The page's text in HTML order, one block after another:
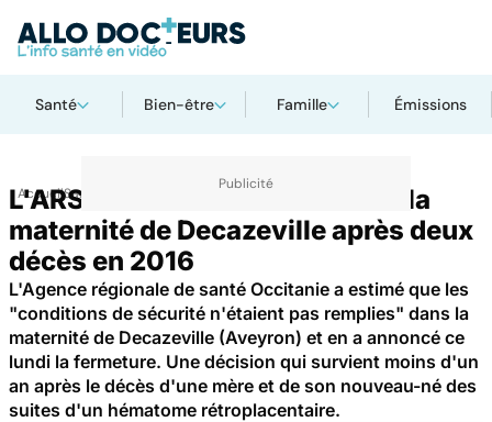
Santé Bien-être Famille Émissions
AccueilSanté
L'ARS annonce la fermeture de la
maternité de Decazeville après deux
décès en 2016
L'Agence régionale de santé Occitanie a estimé que les
"conditions de sécurité n'étaient pas remplies" dans la
maternité de Decazeville (Aveyron) et en a annoncé ce
lundi la fermeture. Une décision qui survient moins d'un
an après le décès d'une mère et de son nouveau-né des
suites d'un hématome rétroplacentaire.